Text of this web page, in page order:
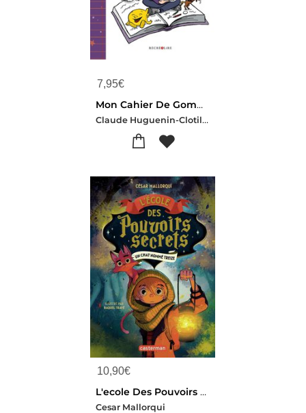
7,95€
Mon Cahier De Gommettes Cp
Claude Huguenin-Clotilde Palomino-Christophe Billard-Olivier Dubois Du Nilac
10,90€
L'ecole Des Pouvoirs Secrets Tome 1 : Un Chat Nomme Treize
Cesar Mallorqui